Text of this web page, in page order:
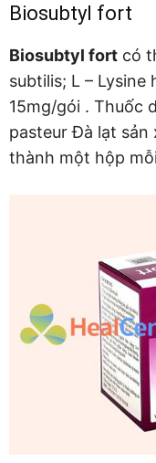
Biosubtyl fort
Biosubtyl fort có
subtilis; L –
15mg/gói . Thuốc
pasteur Đà lạt
thành một hộp